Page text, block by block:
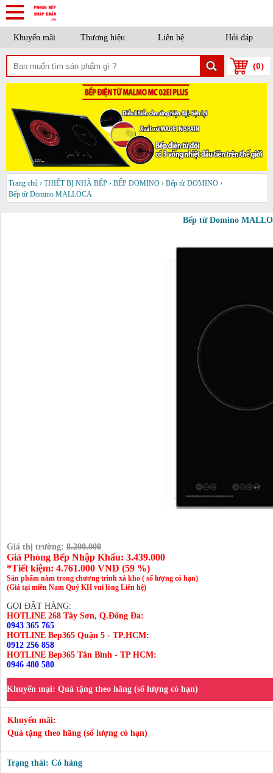
Khuyến mãi Thương hiệu Liên hệ Hỏi đáp
(0)
Trang chủ › THIẾT BỊ NHÀ BẾP › BẾP DOMINO › Bếp từ DOMINO ›
Bếp từ Domino MALLOCA
Bếp từ Domino
Giá thị trường: 8.200.000
Giá Phòng Bếp Nhập Khẩu: 3.439.000
*Tiết kiệm: 4.761.000 VND (59 %)
Sản phẩm nằm trong chương trình xả kho ( số lượng có hạn)
(Giá tại miền Nam Quý KH vui lòng Liên hệ)
GỌI ĐẶT HÀNG:
HOTLINE 268 Tây Sơn, Q.Đống Đa:
0943 365 765
HOTLINE Bep365 Quận 5 - TP.HCM:
0912 256 858
HOTLINE Bep365 Tân Bình - TP HCM:
0946 480 580
Khuyến mại: Quà tặng theo hãng (số lượng có hạn)
Khuyến mãi:
Quà tặng theo hãng (số lượng có hạn)
Trạng thái: Có hàng